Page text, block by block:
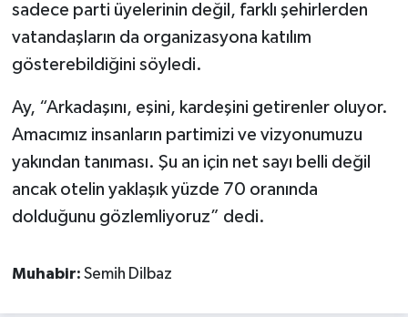
sadece parti üyelerinin değil, farklı şehirlerden
vatandaşların da organizasyona katılım
gösterebildiğini söyledi.
Ay, “Arkadaşını, eşini, kardeşini getirenler oluyor.
Amacımız insanların partimizi ve vizyonumuzu
yakından tanıması. Şu an için net sayı belli değil
ancak otelin yaklaşık yüzde 70 oranında
dolduğunu gözlemliyoruz” dedi.
Muhabir: Semih Dilbaz